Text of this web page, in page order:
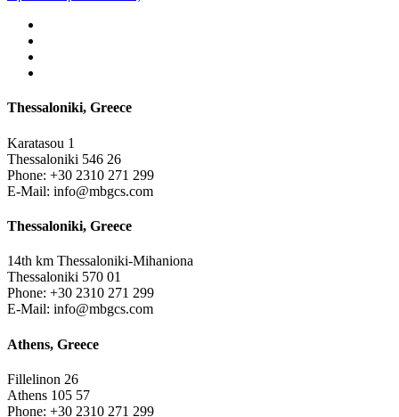
Thessaloniki, Greece
Karatasou 1
Thessaloniki 546 26
Phone: +30 2310 271 299
E-Mail: info@mbgcs.com
Thessaloniki, Greece
14th km Thessaloniki-Mihaniona
Thessaloniki 570 01
Phone: +30 2310 271 299
E-Mail: info@mbgcs.com
Athens, Greece
Fillelinon 26
Athens 105 57
Phone: +30 2310 271 299